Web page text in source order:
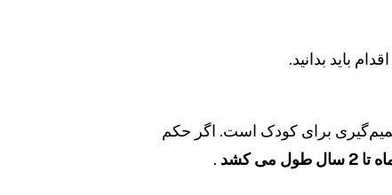
باید بدانید.
برای کودک است. اگر حکم
.